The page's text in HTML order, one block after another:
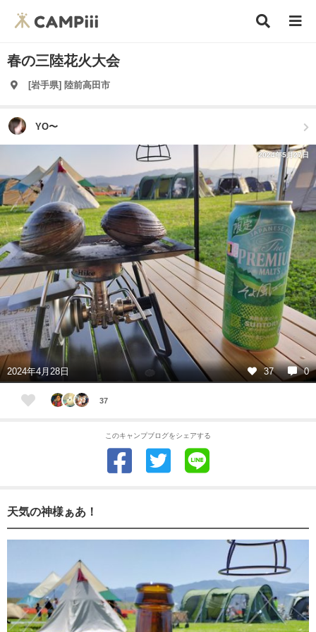
春の三陸花火大会
[岩手県] 陸前高田市
YO〜
2024年5月27日
2024年4月28日 37 0
37
このキャンプブログをシェアする
天気の神様ぁあ！